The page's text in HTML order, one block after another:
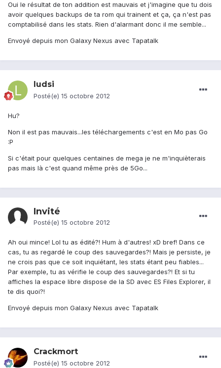
Oui le résultat de ton addition est mauvais et j'imagine que tu dois
avoir quelques backups de ta rom qui trainent et ça, ça n'est pas
comptabilisé dans les stats. Rien d'alarmant donc il me semble...
Envoyé depuis mon Galaxy Nexus avec Tapatalk
ludsi
Posté(e) 15 octobre 2012
Hu?
Non il est pas mauvais...les téléchargements c'est en Mo pas Go
:P
Si c'était pour quelques centaines de mega je ne m'inquièterais
pas mais là c'est quand même près de 5Go...
Invité
Posté(e) 15 octobre 2012
Ah oui mince! Lol tu as édité?! Hum à d'autres! xD bref! Dans ce
cas, tu as regardé le coup des sauvegardes?! Mais je persiste, je
ne crois pas que ce soit inquiétant, les stats étant peu fiables...
Par exemple, tu as vérifie le coup des sauvegardes?! Et si tu
affiches la espace libre dispose de la SD avec ES Files Explorer, il
te dis quoi?!
Envoyé depuis mon Galaxy Nexus avec Tapatalk
Crackmort
Posté(e) 15 octobre 2012